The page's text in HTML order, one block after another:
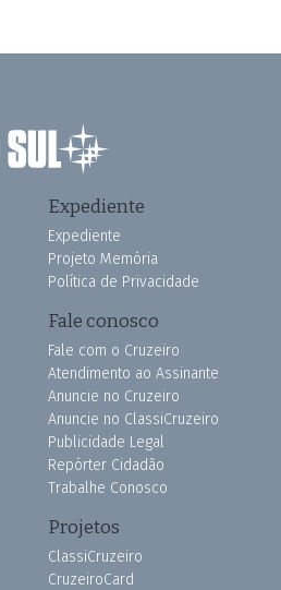
Expediente
Expediente
Projeto Memória
Política de Privacidade
Fale conosco
Fale com o Cruzeiro
Atendimento ao Assinante
Anuncie no Cruzeiro
Anuncie no ClassiCruzeiro
Publicidade Legal
Repórter Cidadão
Trabalhe Conosco
Projetos
ClassiCruzeiro
CruzeiroCard